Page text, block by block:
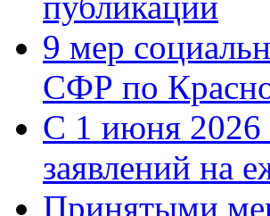
9 мер
СФР по
С 1 июня 2026
заявлений на
Принятыми